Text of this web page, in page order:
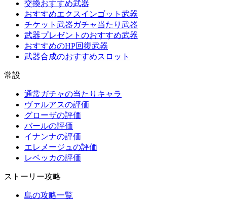
交換おすすめ武器
おすすめエクスインゴット武器
チケット武器ガチャ当たり武器
武器プレゼントのおすすめ武器
おすすめのHP回復武器
武器合成のおすすめスロット
常設
通常ガチャの当たりキャラ
ヴァルアスの評価
グローザの評価
バールの評価
イナンナの評価
エレメージュの評価
レベッカの評価
ストーリー攻略
島の攻略一覧